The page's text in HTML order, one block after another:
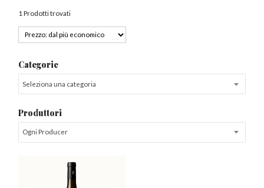
1 Prodotti trovati
Categorie
Seleziona una categoria
Produttori
Ogni Producer